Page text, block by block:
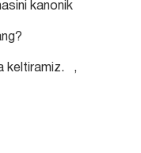
kanonik
keltiramiz. ,